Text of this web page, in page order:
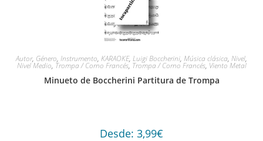
Autor, Género, Instrumento, KARAOKE, Luigi Boccherini, Música clásica, Nivel,
Nivel Medio, Trompa / Corno Francés, Trompa / Corno Francés, Viento Metal
Minueto de Boccherini Partitura de Trompa
Desde: 3,99€